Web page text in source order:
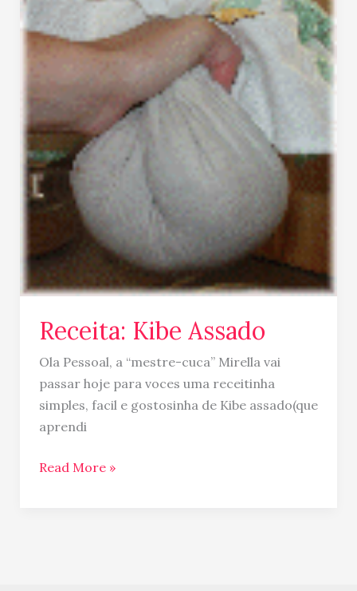
Receita: Kibe Assado
Ola Pessoal, a “mestre-cuca” Mirella vai
passar hoje para voces uma receitinha
simples, facil e gostosinha de Kibe assado(que
aprendi
Assado
Read More »